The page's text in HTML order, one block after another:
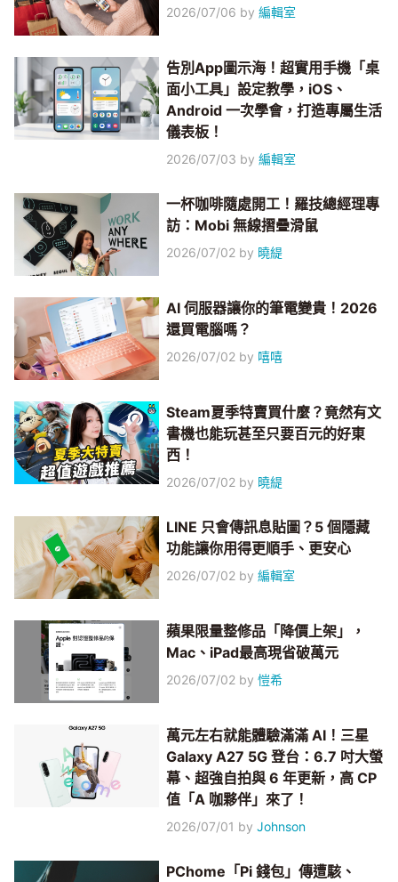
2026/07/06 by編輯室
告別App圖示海！超實用手機「桌
面小工具」設定教學，iOS、
Android 一次學會，打造專屬生活
儀表板！
2026/07/03 by編輯室
一杯咖啡隨處開工！羅技總經理專
訪：Mobi 無線摺疊滑鼠
2026/07/02 by 曉緹
AI 伺服器讓你的筆電變貴！2026
還買電腦嗎？
2026/07/02 by 嘻嘻
Steam夏季特賣買什麼？竟然有文
書機也能玩甚至只要百元的好東
西！
2026/07/02 by 曉緹
LINE 只會傳訊息貼圖？5 個隱藏
功能讓你用得更順手、更安心
2026/07/02 by編輯室
蘋果限量整修品「降價上架」，
Mac、iPad最高現省破萬元
2026/07/02 by愷希
萬元左右就能體驗滿滿 AI！三星
Galaxy A27 5G 登台：6.7 吋大螢
幕、超強自拍與 6 年更新，高 CP
值「A 咖夥伴」來了！
2026/07/01 byJohnson
PChome「Pi 錢包」傳遭駭、